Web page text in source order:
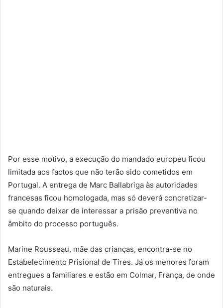
Por esse motivo, a execução do mandado europeu ficou
limitada aos factos que não terão sido cometidos em
Portugal. A entrega de Marc Ballabriga às autoridades
francesas ficou homologada, mas só deverá concretizar-
se quando deixar de interessar a prisão preventiva no
âmbito do processo português.
Marine Rousseau, mãe das crianças, encontra-se no
Estabelecimento Prisional de Tires. Já os menores foram
entregues a familiares e estão em Colmar, França, de onde
são naturais.